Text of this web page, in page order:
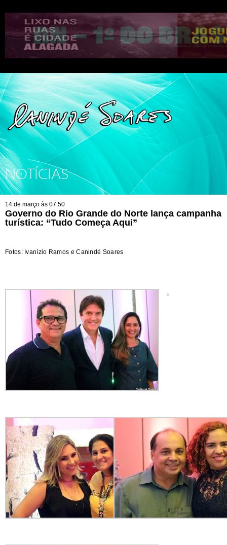
NOTÍCIAS
14 de março às 07:50
Governo do Rio Grande do Norte lança campanha
turística: “Tudo Começa Aqui”
Fotos: Ivanízio Ramos e Canindé Soares